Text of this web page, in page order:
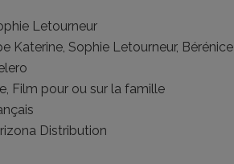
Letourneur
Katerine, Sophie Letourneur, Bérénice
, Film pour ou sur la famille
Distribution